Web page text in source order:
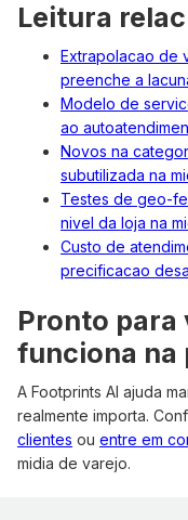
Leitura
Extrapolacao de
preenche a
Modelo de
ao
Novos na
subutilizada na
Testes de geo-
nivel da loja na
Custo de
precificacao
Pronto para
funciona na
A Footprints AI ajuda
realmente importa.
clientes ou entre em
midia de varejo.